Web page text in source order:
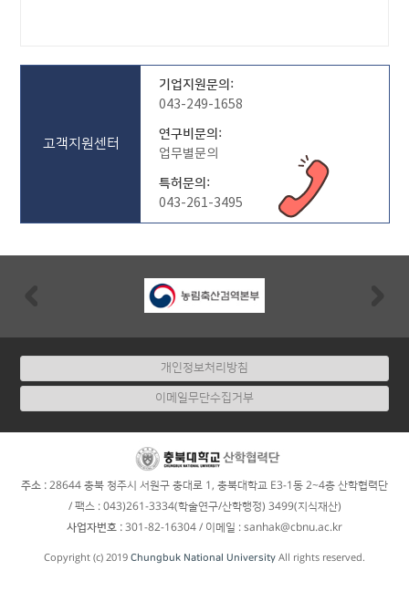
고객지원센터
기업지원문의:
043-249-1658
연구비문의:
업무별문의
특허문의:
043-261-3495
개인정보처리방침
이메일무단수집거부
주소 : 28644 충북 청주시 서원구 충대로 1, 충북대학교 E3-1동 2~4층 산학협력단
/ 팩스 : 043)261-3334(학술연구/산학행정) 3499(지식재산)
사업자번호 : 301-82-16304 / 이메일 : sanhak@cbnu.ac.kr
Copyright (c) 2019 Chungbuk National University All rights reserved.